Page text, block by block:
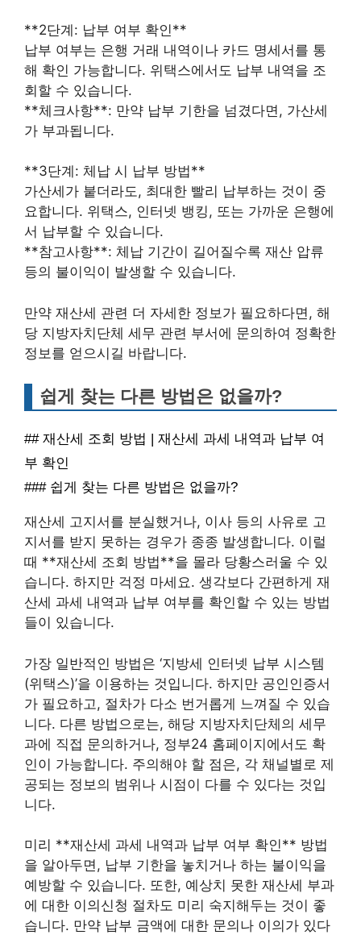
**2단계: 납부 여부 확인**
납부 여부는 은행 거래 내역이나 카드 명세서를 통
해 확인 가능합니다. 위택스에서도 납부 내역을 조
회할 수 있습니다.
**체크사항**: 만약 납부 기한을 넘겼다면, 가산세
가 부과됩니다.
**3단계: 체납 시 납부 방법**
가산세가 붙더라도, 최대한 빨리 납부하는 것이 중
요합니다. 위택스, 인터넷 뱅킹, 또는 가까운 은행에
서 납부할 수 있습니다.
**참고사항**: 체납 기간이 길어질수록 재산 압류
등의 불이익이 발생할 수 있습니다.
만약 재산세 관련 더 자세한 정보가 필요하다면, 해
당 지방자치단체 세무 관련 부서에 문의하여 정확한
정보를 얻으시길 바랍니다.
쉽게 찾는 다른 방법은 없을까?
## 재산세 조회 방법 | 재산세 과세 내역과 납부 여
부 확인
### 쉽게 찾는 다른 방법은 없을까?
재산세 고지서를 분실했거나, 이사 등의 사유로 고
지서를 받지 못하는 경우가 종종 발생합니다. 이럴
때 **재산세 조회 방법**을 몰라 당황스러울 수 있
습니다. 하지만 걱정 마세요. 생각보다 간편하게 재
산세 과세 내역과 납부 여부를 확인할 수 있는 방법
들이 있습니다.
가장 일반적인 방법은 ‘지방세 인터넷 납부 시스템
(위택스)’을 이용하는 것입니다. 하지만 공인인증서
가 필요하고, 절차가 다소 번거롭게 느껴질 수 있습
니다. 다른 방법으로는, 해당 지방자치단체의 세무
과에 직접 문의하거나, 정부24 홈페이지에서도 확
인이 가능합니다. 주의해야 할 점은, 각 채널별로 제
공되는 정보의 범위나 시점이 다를 수 있다는 것입
니다.
미리 **재산세 과세 내역과 납부 여부 확인** 방법
을 알아두면, 납부 기한을 놓치거나 하는 불이익을
예방할 수 있습니다. 또한, 예상치 못한 재산세 부과
에 대한 이의신청 절차도 미리 숙지해두는 것이 좋
습니다. 만약 납부 금액에 대한 문의나 이의가 있다